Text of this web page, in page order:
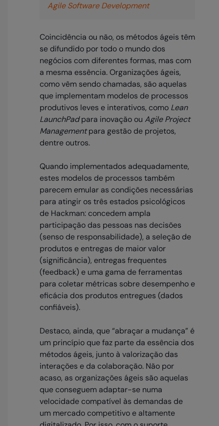
Agile Software Development
Coincidência ou não, os métodos ágeis têm
se difundido por todo o mundo dos
negócios com diferentes formas, mas com
a mesma essência. Organizações ágeis,
como vêm sendo chamadas, são aquelas
que implementam modelos de processos
produtivos leves e interativos, como Lean
LaunchPadpara inovação ou Agile Project
Managementpara gestão de projetos,
dentre outros.
Quando implementados adequadamente,
estes modelos de processos também
parecem emular as condições necessárias
para atingir os três estados psicológicos
de Hackman: concedem ampla
participação das pessoas nas decisões
(senso de responsabilidade), a seleção de
produtos e entregas de maior valor
(significância), entregas frequentes
(feedback) e uma gama de ferramentas
para coletar métricas sobre desempenho e
eficácia dos produtos entregues (dados
confiáveis).
Destaco, ainda, que “abraçar a mudança” é
um princípio que faz parte da essência dos
métodos ágeis, junto à valorização das
interações e da colaboração. Não por
acaso, as organizações ágeis são aquelas
que conseguem adaptar-se numa
velocidade compatível às demandas de
um mercado competitivo e altamente